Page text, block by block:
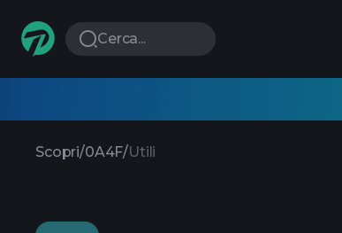
Cerca...
Scopri/0A4F/Utili